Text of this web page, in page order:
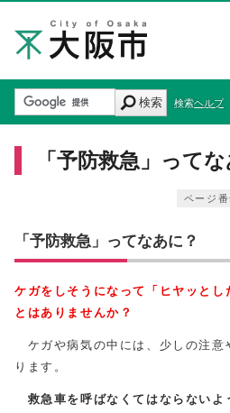
検索 検索ヘルプ
「予防救急」って
ページ
「予防救急」ってなあに？
ケガをしそうになって「ヒヤッとし
とはありませんか？
ケガや病気の中には、少しの注意
ります。
救急車を呼ばなくてはならないよ